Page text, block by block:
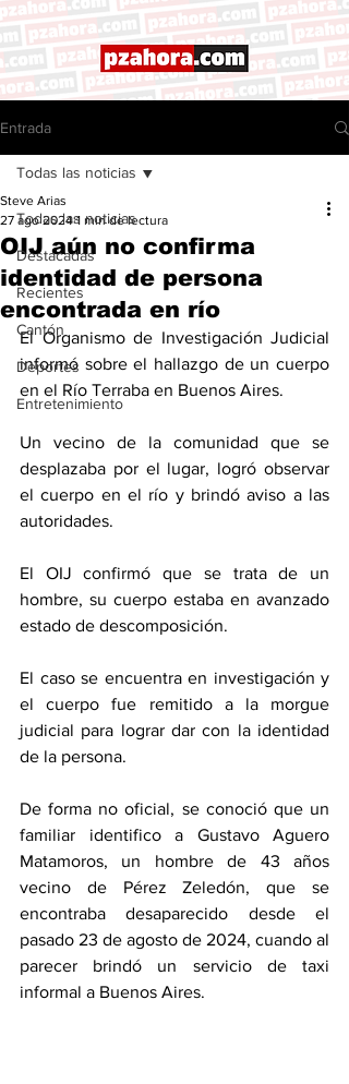
Entrada
Todas las noticias
Destacadas
Recientes
Cantón
Deportes
Entretenimiento
Todas las noticias
OIJ aún no confirma
identidad de persona
encontrada en río
Steve Arias
27 ago 2024 1 min de lectura
El Organismo de Investigación Judicial
informó sobre el hallazgo de un cuerpo
en el Río Terraba en Buenos Aires.
Un vecino de la comunidad que se
desplazaba por el lugar, logró observar
el cuerpo en el río y brindó aviso a las
autoridades.
El OIJ confirmó que se trata de un
hombre, su cuerpo estaba en avanzado
estado de descomposición.
El caso se encuentra en investigación y
el cuerpo fue remitido a la morgue
judicial para lograr dar con la identidad
de la persona.
De forma no oficial, se conoció que un
familiar identifico a Gustavo Aguero
Matamoros, un hombre de 43 años
vecino de Pérez Zeledón, que se
encontraba desaparecido desde el
pasado 23 de agosto de 2024, cuando al
parecer brindó un servicio de taxi
informal a Buenos Aires.